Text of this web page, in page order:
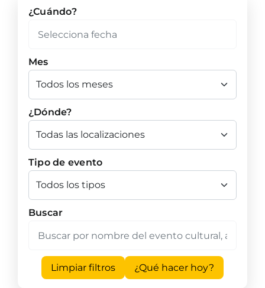
¿Cuándo?
Mes
¿Dónde?
Tipo de evento
Buscar
Limpiar filtros ¿Qué hacer hoy?